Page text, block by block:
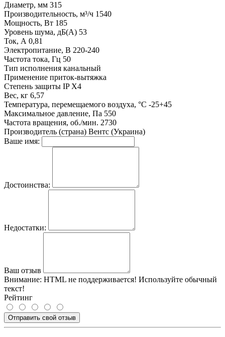
Диаметр, мм 315
Производительность, м³/ч 1540
Мощность, Вт 185
Уровень шума, дБ(А) 53
Ток, А 0,81
Электропитание, В 220-240
Частота тока, Гц 50
Тип исполнения канальный
Применение приток-вытяжка
Степень защиты IP X4
Вес, кг 6,57
Температура, перемещаемого воздуха, °C -25+45
Максимальное давление, Па 550
Частота вращения, об./мин. 2730
Производитель (страна) Вентс (Украина)
Ваше имя:
Достоинства:
Недостатки:
Ваш отзыв
Внимание: HTML не поддерживается! Используйте обычный
текст!
Рейтинг
Отправить свой отзыв